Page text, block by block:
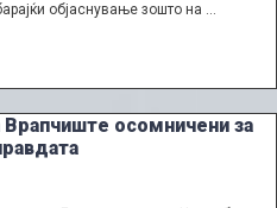
објаснување зошто на …
Врапчиште осомничени за